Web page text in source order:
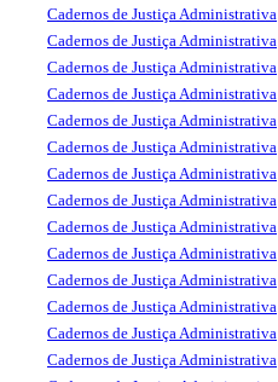
Cadernos de Justiça Administrativa
Cadernos de Justiça Administrativa
Cadernos de Justiça Administrativa
Cadernos de Justiça Administrativa
Cadernos de Justiça Administrativa
Cadernos de Justiça Administrativa
Cadernos de Justiça Administrativa
Cadernos de Justiça Administrativa
Cadernos de Justiça Administrativa
Cadernos de Justiça Administrativa
Cadernos de Justiça Administrativa
Cadernos de Justiça Administrativa
Cadernos de Justiça Administrativa
Cadernos de Justiça Administrativa